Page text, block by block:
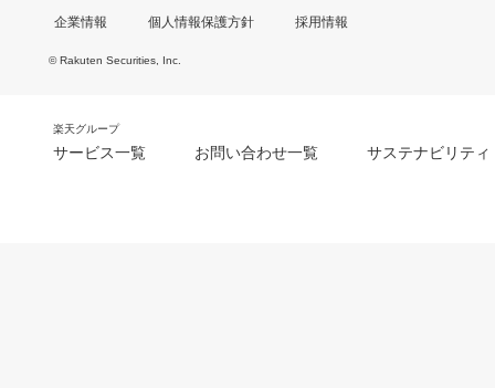
企業情報 個人情報保護方針 採用情報
© Rakuten Securities, Inc.
楽天グループ
サービス一覧 お問い合わせ一覧 サステナビリティ